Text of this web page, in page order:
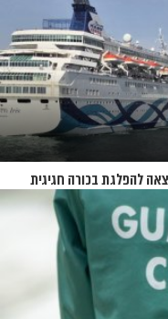
להפלגת בכורה חגיגית